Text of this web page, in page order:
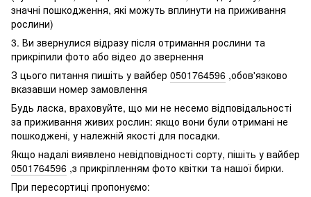
значні пошкодження, які можуть вплинути на приживання
рослини)
3. Ви звернулися відразу після отримання рослини та
прикріпили фото або відео до звернення
З цього питання пишіть у вайбер 0501764596 ,обов'язково
вказавши номер замовлення
Будь ласка, враховуйте, що ми не несемо відповідальності
за приживання живих рослин: якщо вони були отримані не
пошкоджені, у належній якості для посадки.
Якщо надалі виявлено невідповідності сорту, пішіть у вайбер
0501764596 ,з прикріпленням фото квітки та нашої бирки.
При пересортиці пропонуємо: